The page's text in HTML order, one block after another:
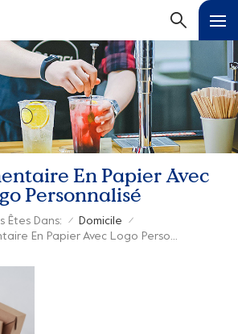
En Papier Avec
Personnalisé
Êtes Dans: / Domicile /
Boîte Alimentaire En Papier Avec Logo Personnalisé